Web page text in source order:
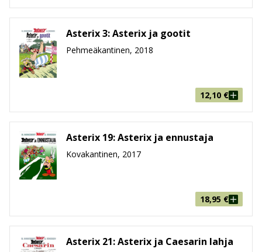
Asterix 3: Asterix ja gootit
Pehmeäkantinen, 2018
12,10 €
Asterix 19: Asterix ja ennustaja
Kovakantinen, 2017
18,95 €
Asterix 21: Asterix ja Caesarin lahja